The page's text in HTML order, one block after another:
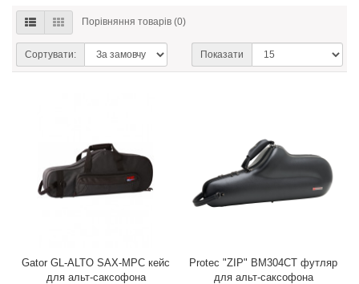
Порівняння товарів (0)
Сортувати: Показати
Gator GL-ALTO SAX-MPC кейс
для альт-саксофона
Protec "ZIP" BM304CT футляр
для альт-саксофона